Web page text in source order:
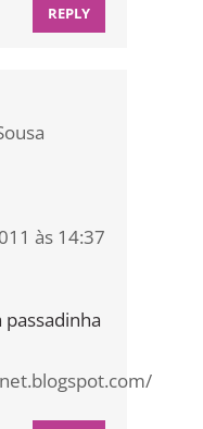
REPLY
às 14:37